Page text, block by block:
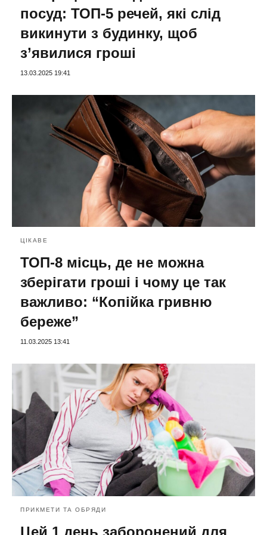
посуд: ТОП-5 речей, які слід
викинути з будинку, щоб
з’явилися гроші
13.03.2025 19:41
ЦІКАВЕ
ТОП-8 місць, де не можна
зберігати гроші і чому це так
важливо: “Копійка гривню
береже”
11.03.2025 13:41
ПРИКМЕТИ ТА ОБРЯДИ
Цей 1 день заборонений для